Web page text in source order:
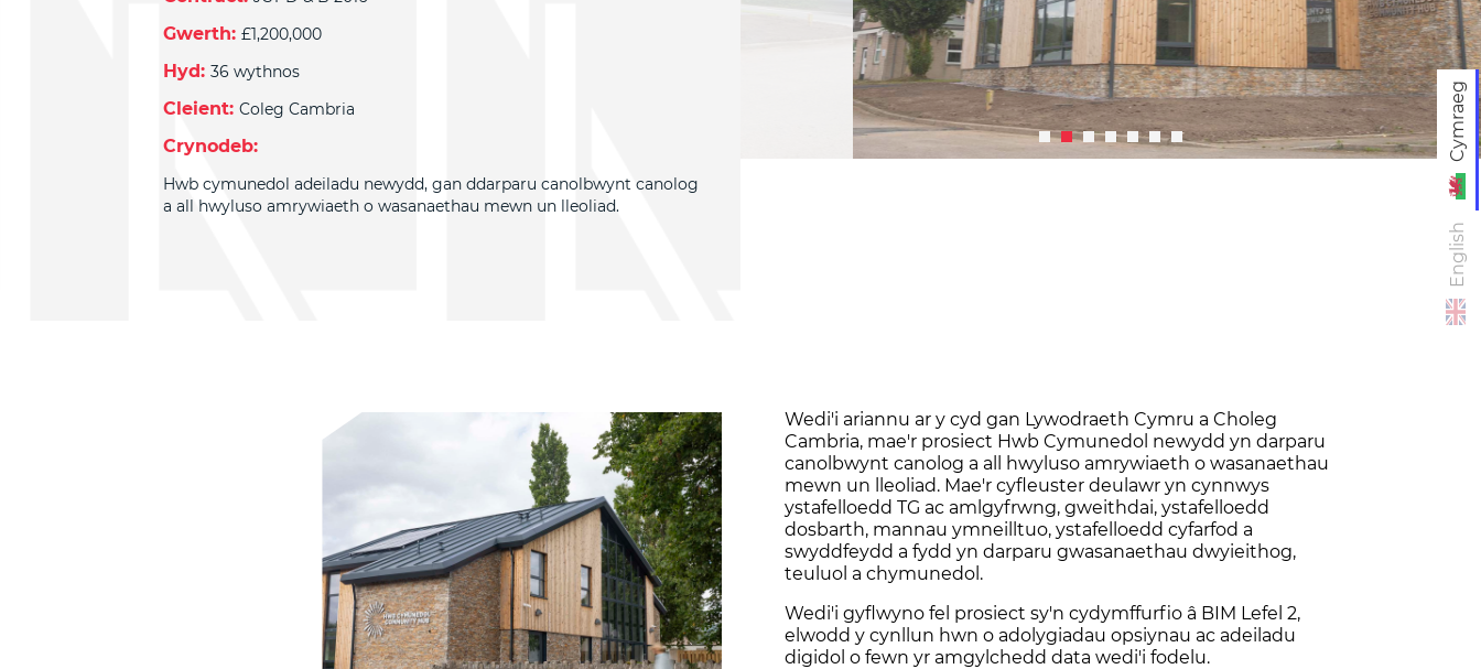
English
Cymraeg
Gwerth: £1,200,000
Hyd: 36 wythnos
Cleient: Coleg Cambria
Crynodeb:
Hwb cymunedol adeiladu newydd, gan ddarparu canolbwynt canolog
a all hwyluso amrywiaeth o wasanaethau mewn un lleoliad.
Wedi'i ariannu ar y cyd gan Lywodraeth Cymru a Choleg
Cambria, mae'r prosiect Hwb Cymunedol newydd yn darparu
canolbwynt canolog a all hwyluso amrywiaeth o wasanaethau
mewn un lleoliad. Mae'r cyfleuster deulawr yn cynnwys
ystafelloedd TG ac amlgyfrwng, gweithdai, ystafelloedd
dosbarth, mannau ymneilltuo, ystafelloedd cyfarfod a
swyddfeydd a fydd yn darparu gwasanaethau dwyieithog,
teuluol a chymunedol.
Wedi'i gyflwyno fel prosiect sy'n cydymffurfio â BIM Lefel 2,
elwodd y cynllun hwn o adolygiadau opsiynau ac adeiladu
digidol o fewn yr amgylchedd data wedi'i fodelu.